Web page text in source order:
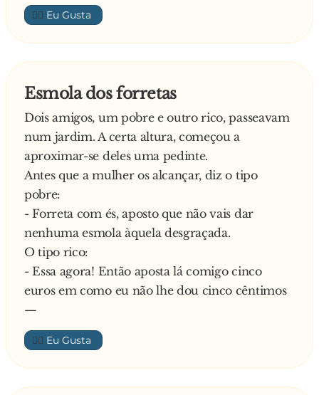
👍🏼
Esmola dos forretas
Dois amigos, um pobre e outro rico, passeavam
num jardim. A certa altura, começou a
aproximar-se deles uma pedinte.
Antes que a mulher os alcançar, diz o tipo
pobre:
- Forreta com és, aposto que não vais dar
nenhuma esmola àquela desgraçada.
O tipo rico:
- Essa agora! Então aposta lá comigo cinco
euros em como eu não lhe dou cinco cêntimos
—
👍🏼